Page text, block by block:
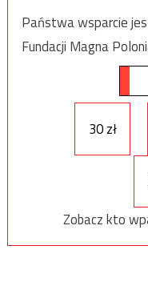
Państwa wsparcie
Fundacji Magna
30 zł
Zobacz kto